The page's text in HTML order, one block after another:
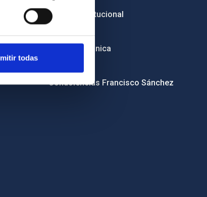
todas
Imagen institucional
Sede electrónica
Condolencias Francisco Sánchez